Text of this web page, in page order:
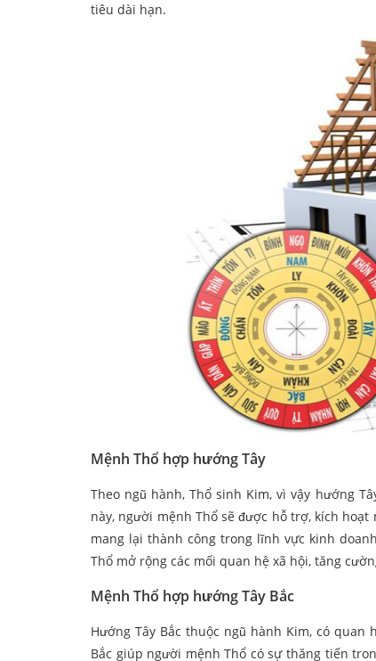
tiêu dài hạn.
Mệnh Thổ hợp hướng Tây
Theo ngũ hành, Thổ sinh Kim, vì vậy hướng
này, người mệnh Thổ sẽ được hỗ trợ, kích
mang lại thành công trong lĩnh vực kinh
Thổ mở rộng các mối quan hệ xã hội, tăng
Mệnh Thổ hợp hướng Tây Bắc
Hướng Tây Bắc thuộc ngũ hành Kim, có
Bắc giúp người mệnh Thổ có sự thăng tiến